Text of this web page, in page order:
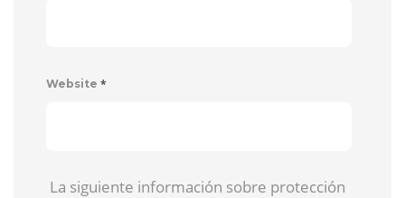
Website *
La siguiente información sobre protección